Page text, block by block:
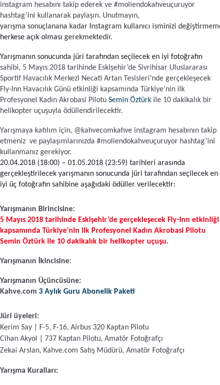
Kafeinsiz Kahveler
Çözünebilir Kahve
Çekirdek Kahve
Hindiba Kahvesi
Öğütülmüş Kahve
Soğuk Kahve
Aeropress
Makine Temizleyiciler
Kahve Öğütücüleri
Tartı ve Ölçüler
Termoslar
instagram hesabını takip ederek ve #moliendokahveuçuruyor
yarışma sonuçlanana kadar Instagram kullanıcı isminizi
herkese açık olması gerekmektedir.
Yarışmanın sonucunda jüri tarafından seçilecek en iyi fotoğrafın
sahibi, 5 Mayıs 2018 tarihinde Eskişehir’de Sivrihisar Uluslararası
Sportif Havacılık Merkezi Necati Artan Tesisleri’nde gerçekleşecek
Fly-Inn Havacılık Günü etkinliği kapsamında Türkiye’nin ilk
Profesyonel Kadın Akrobasi Pilotu Semin Öztürk ile 10 dakikalık bir
helikopter uçuşuyla ödüllendirilecektir.
Yarışmaya katılım için, @kahvecomkahve instagram hesabının takip
etmeniz  ve paylaşımlarınızda #moliendokahveuçuruyor hashtag’ini
kullanmanız gerekiyor.
20.04.2018 (18:00) – 01.05.2018 (23:59) tarihleri arasında
gerçekleştirilecek yarışmanın sonucunda jüri tarafından seçilecek en
iyi üç fotoğrafın sahibine aşağıdaki ödüller verilecektir:
Yarışmanın Birincisine:
5 Mayıs 2018 tarihinde Eskişehir’de gerçekleşecek Fly-Inn etkinliği
kapsamında Türkiye’nin ilk Profesyonel Kadın Akrobasi Pilotu
Semin Öztürk ile 10 dakikalık bir helikopter uçuşu.
Yarışmanın İkincisine:
Yarışmanın Üçüncüsüne:
Kahve.com 3 Aylık Guru Abonelik Paketi
Jüri üyeleri:
Kerim Say
| F-5, F-16, Airbus 320 Kaptan Pilotu
Cihan Akyol
737 Kaptan Pilotu, Amatör Fotoğrafçı
Zekai Arslan, Kahve.com Satış Müdürü, Amatör Fotoğrafçı
Yarışma Kuralları: